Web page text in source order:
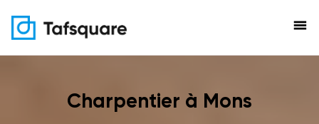
menu
Charpentier à Mons